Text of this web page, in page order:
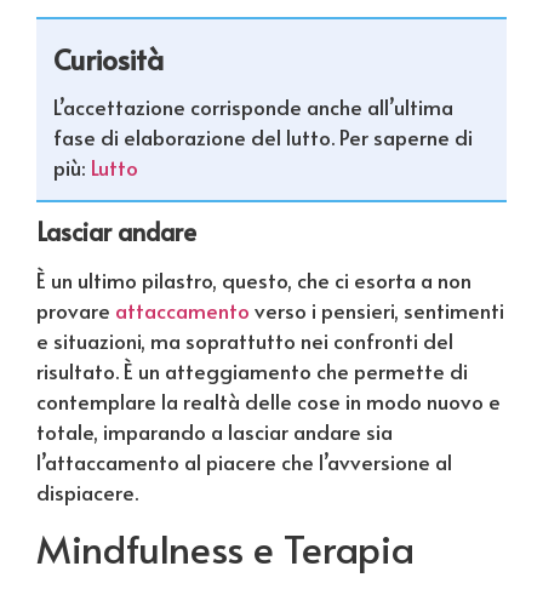
Curiosità
L’accettazione corrisponde anche all’ultima
fase di elaborazione del lutto. Per saperne di
più: Lutto
Lasciar andare
È un ultimo pilastro, questo, che ci esorta a non
provare attaccamento verso i pensieri, sentimenti
e situazioni, ma soprattutto nei confronti del
risultato. È un atteggiamento che permette di
contemplare la realtà delle cose in modo nuovo e
totale, imparando a lasciar andare sia
l’attaccamento al piacere che l’avversione al
dispiacere.
Mindfulness e Terapia